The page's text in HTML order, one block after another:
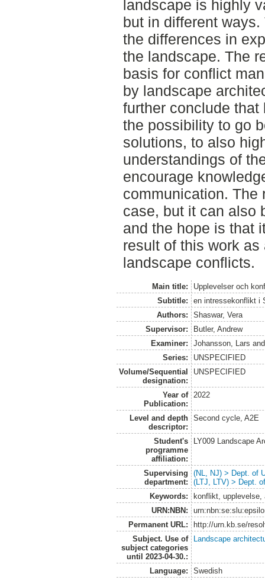
landscape is highly
but in different
the differences in
the landscape. The
basis for conflict
by landscape
further conclude
the possibility to go
solutions, to also
understandings of
encourage
communication. The
case, but it can also
and the hope is that
result of this work
landscape conflicts.
Main title:
Upplevelser och
Subtitle:
en intressekonflikt i
Authors:
Shaswar, Vera
Supervisor:
Butler, Andrew
Examiner:
Johansson, Lars
Series:
UNSPECIFIED
Volume/Sequential
designation:
UNSPECIFIED
Year of
Publication:
2022
Level and depth
descriptor:
Second cycle, A2E
Student's
programme
affiliation:
LY009 Landscape
Supervising
department:
(NL, NJ) > Dept. of
(LTJ, LTV) > Dept.
Keywords:
konflikt, upplevelse,
URN:NBN:
Permanent URL:
http://urn.kb.se/
Subject. Use of
subject categories
until 2023-04-30.:
Landscape
Language:
Swedish